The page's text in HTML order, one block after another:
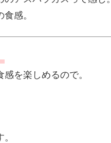
感。
を楽しめるので。